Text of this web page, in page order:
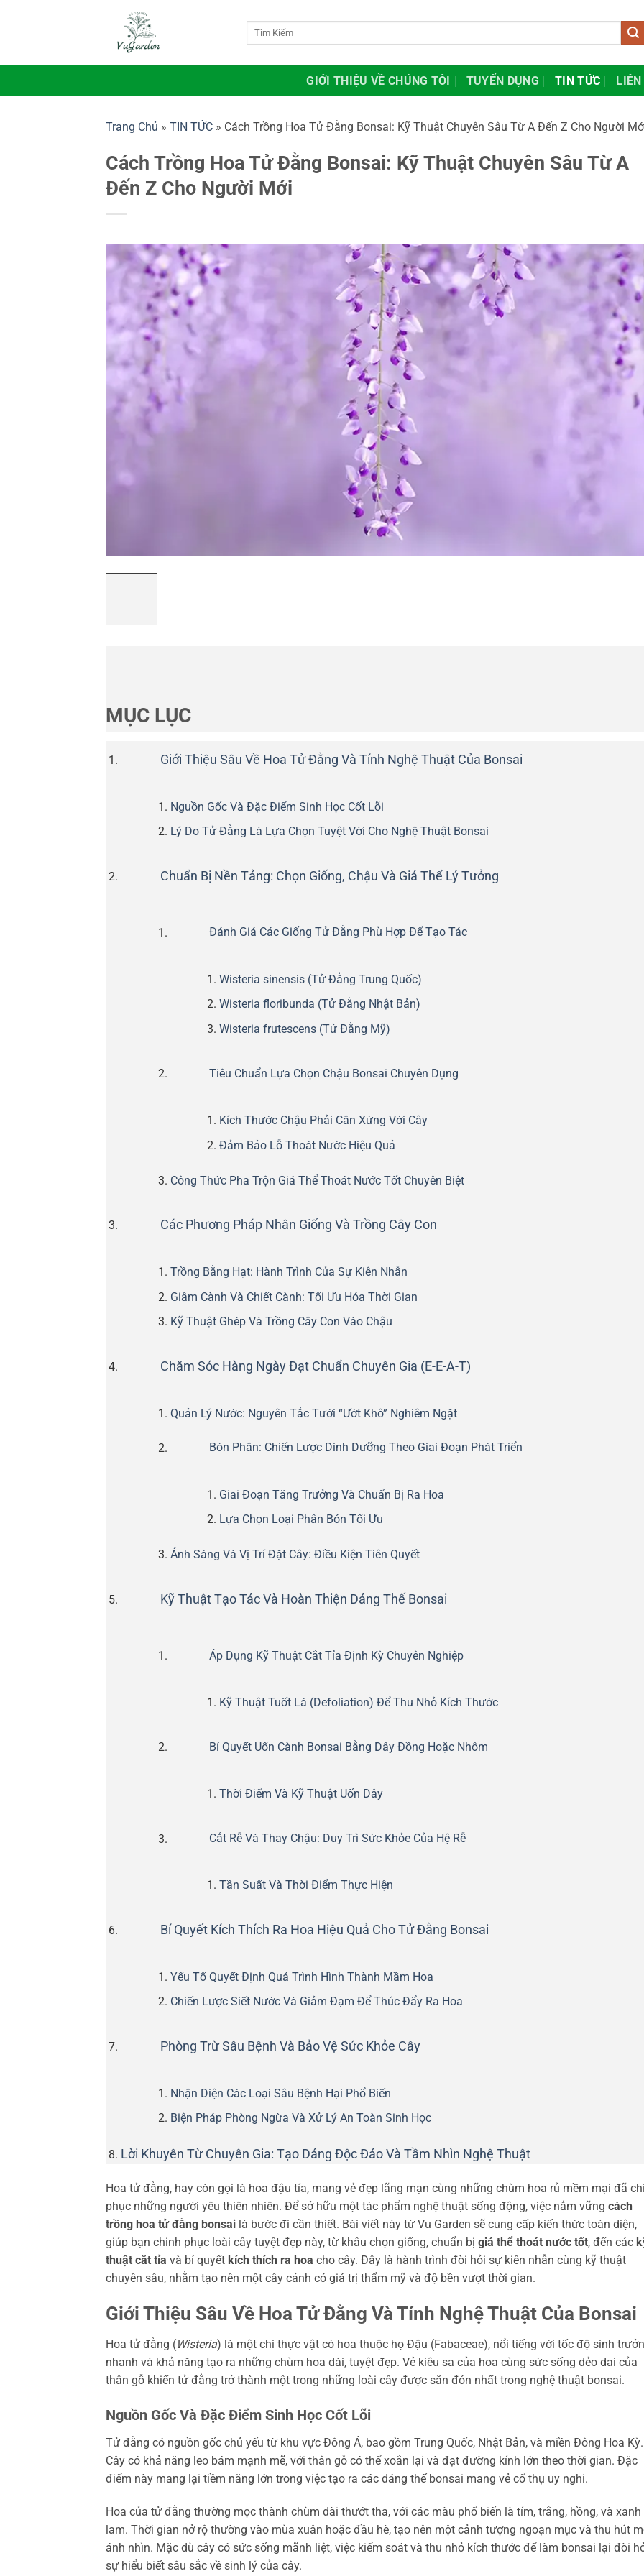
dung
GIỚI THIỆU VỀ CHÚNG TÔI TUYỂN DỤNG TIN TỨC LIÊN
Trang Chủ » TIN TỨC » Cách Trồng Hoa Tử Đằng Bonsai: Kỹ Thuật Chuyên Sâu Từ A Đến Z Cho Người
Cách Trồng Hoa Tử Đằng Bonsai: Kỹ Thuật Chuyên Sâu Từ A
Đến Z Cho Người Mới
MỤC LỤC
Giới Thiệu Sâu Về Hoa Tử Đằng Và Tính Nghệ Thuật Của Bonsai
Nguồn Gốc Và Đặc Điểm Sinh Học Cốt Lõi
Lý Do Tử Đằng Là Lựa Chọn Tuyệt Vời Cho Nghệ Thuật Bonsai
Chuẩn Bị Nền Tảng: Chọn Giống, Chậu Và Giá Thể Lý Tưởng
Đánh Giá Các Giống Tử Đằng Phù Hợp Để Tạo Tác
Wisteria sinensis (Tử Đằng Trung Quốc)
Wisteria floribunda (Tử Đằng Nhật Bản)
Wisteria frutescens (Tử Đằng Mỹ)
Tiêu Chuẩn Lựa Chọn Chậu Bonsai Chuyên Dụng
Kích Thước Chậu Phải Cân Xứng Với Cây
Đảm Bảo Lỗ Thoát Nước Hiệu Quả
Công Thức Pha Trộn Giá Thể Thoát Nước Tốt Chuyên Biệt
Các Phương Pháp Nhân Giống Và Trồng Cây Con
Trồng Bằng Hạt: Hành Trình Của Sự Kiên Nhẫn
Giâm Cành Và Chiết Cành: Tối Ưu Hóa Thời Gian
Kỹ Thuật Ghép Và Trồng Cây Con Vào Chậu
Chăm Sóc Hàng Ngày Đạt Chuẩn Chuyên Gia (E-E-A-T)
Quản Lý Nước: Nguyên Tắc Tưới “Ướt Khô” Nghiêm Ngặt
Bón Phân: Chiến Lược Dinh Dưỡng Theo Giai Đoạn Phát Triển
Giai Đoạn Tăng Trưởng Và Chuẩn Bị Ra Hoa
Lựa Chọn Loại Phân Bón Tối Ưu
Ánh Sáng Và Vị Trí Đặt Cây: Điều Kiện Tiên Quyết
Kỹ Thuật Tạo Tác Và Hoàn Thiện Dáng Thế Bonsai
Áp Dụng Kỹ Thuật Cắt Tỉa Định Kỳ Chuyên Nghiệp
Kỹ Thuật Tuốt Lá (Defoliation) Để Thu Nhỏ Kích Thước
Bí Quyết Uốn Cành Bonsai Bằng Dây Đồng Hoặc Nhôm
Thời Điểm Và Kỹ Thuật Uốn Dây
Cắt Rễ Và Thay Chậu: Duy Trì Sức Khỏe Của Hệ Rễ
Tần Suất Và Thời Điểm Thực Hiện
Bí Quyết Kích Thích Ra Hoa Hiệu Quả Cho Tử Đằng Bonsai
Yếu Tố Quyết Định Quá Trình Hình Thành Mầm Hoa
Chiến Lược Siết Nước Và Giảm Đạm Để Thúc Đẩy Ra Hoa
Phòng Trừ Sâu Bệnh Và Bảo Vệ Sức Khỏe Cây
Nhận Diện Các Loại Sâu Bệnh Hại Phổ Biến
Biện Pháp Phòng Ngừa Và Xử Lý An Toàn Sinh Học
Lời Khuyên Từ Chuyên Gia: Tạo Dáng Độc Đáo Và Tầm Nhìn Nghệ Thuật
Hoa tử đằng, hay còn gọi là hoa đậu tía, mang vẻ đẹp lãng mạn cùng những chùm hoa rủ mềm mại đã
phục những người yêu thiên nhiên. Để sở hữu một tác phẩm nghệ thuật sống động, việc nắm vững cách
trồng hoa tử đằng bonsai là bước đi cần thiết. Bài viết này từ Vu Garden sẽ cung cấp kiến thức toàn diện,
giúp bạn chinh phục loài cây tuyệt đẹp này, từ khâu chọn giống, chuẩn bị giá thể thoát nước tốt, đến các
thuật cắt tỉa và bí quyết kích thích ra hoa cho cây. Đây là hành trình đòi hỏi sự kiên nhẫn cùng kỹ thuật
chuyên sâu, nhằm tạo nên một cây cảnh có giá trị thẩm mỹ và độ bền vượt thời gian.
Giới Thiệu Sâu Về Hoa Tử Đằng Và Tính Nghệ Thuật Của Bonsai
Hoa tử đằng (Wisteria) là một chi thực vật có hoa thuộc họ Đậu (Fabaceae), nổi tiếng với tốc độ sinh
nhanh và khả năng tạo ra những chùm hoa dài, tuyệt đẹp. Vẻ kiêu sa của hoa cùng sức sống dẻo dai của
thân gỗ khiến tử đằng trở thành một trong những loài cây được săn đón nhất trong nghệ thuật bonsai.
Nguồn Gốc Và Đặc Điểm Sinh Học Cốt Lõi
Tử đằng có nguồn gốc chủ yếu từ khu vực Đông Á, bao gồm Trung Quốc, Nhật Bản, và miền Đông Hoa Kỳ.
Cây có khả năng leo bám mạnh mẽ, với thân gỗ có thể xoắn lại và đạt đường kính lớn theo thời gian. Đặc
điểm này mang lại tiềm năng lớn trong việc tạo ra các dáng thế bonsai mang vẻ cổ thụ uy nghi.
Hoa của tử đằng thường mọc thành chùm dài thướt tha, với các màu phổ biến là tím, trắng, hồng, và xanh
lam. Thời gian nở rộ thường vào mùa xuân hoặc đầu hè, tạo nên một cảnh tượng ngoạn mục và thu hút
ánh nhìn. Mặc dù cây có sức sống mãnh liệt, việc kiểm soát và thu nhỏ kích thước để làm bonsai lại đòi
sự hiểu biết sâu sắc về sinh lý của cây.